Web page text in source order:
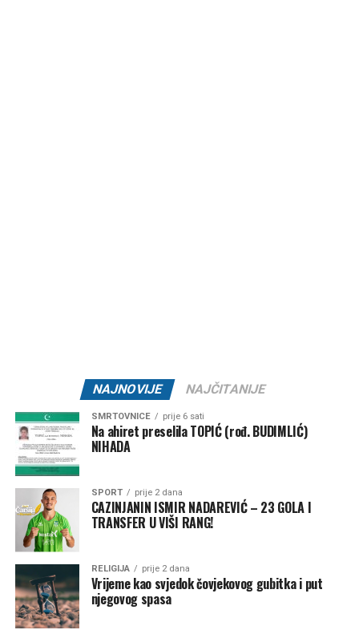
jednom je pokazala koliko je važno njegovati kulturu
empatije, poštovanja i odgovornosti, posebno u trenucima
kada cijela zajednica dijeli bol zbog nenadoknadivog
gubitka.
Share Post
Share
Mail
NAJNOVIJE NAJČITANIJE
SMRTOVNICE prije 6 sati
Na ahiret preselila TOPIĆ (rođ. BUDIMLIĆ)
NIHADA
SPORT prije 2 dana
CAZINJANIN ISMIR NADAREVIĆ – 23 GOLA I
TRANSFER U VIŠI RANG!
RELIGIJA prije 2 dana
Vrijeme kao svjedok čovjekovog gubitka i put
njegovog spasa